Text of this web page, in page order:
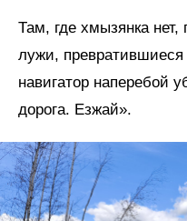
Там, где хмызянка нет,
лужи,
навигатор наперебой
дорога. Езжай».